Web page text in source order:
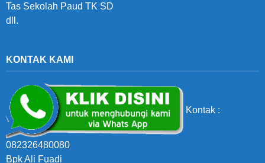
Tas Sekolah Paud TK SD
dll.
KONTAK KAMI
Kontak :
082326480080
Bpk Ali Fuadi